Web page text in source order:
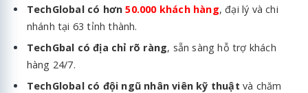
TechGlobal có hơn50.000 khách hàng, đại lý và chi
nhánh tại 63 tỉnh thành.
TechGbal có địa chỉ rõ ràng, sẵn sàng hỗ trợ khách
hàng 24/7.
TechGlobal có đội ngũ nhân viên kỹ thuật và chăm